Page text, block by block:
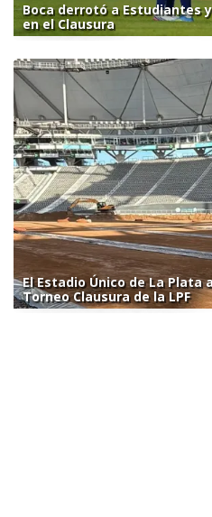
Boca derrotó a Estudiantes
en el Clausura
El Estadio Único de La
Torneo Clausura de la LPF